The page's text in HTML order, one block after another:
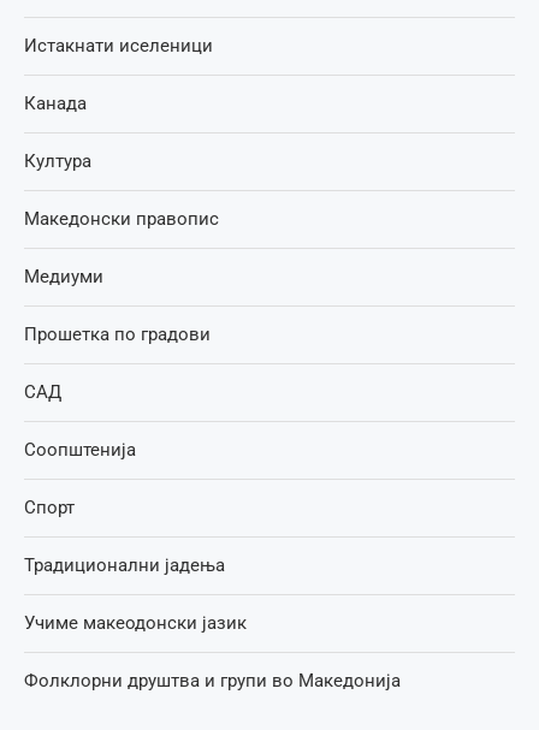
Истакнати иселеници
Канада
Култура
Македонски правопис
Медиуми
Прошетка по градови
САД
Соопштенија
Спорт
Традиционални јадења
Учиме макеодонски јазик
Фолклорни друштва и групи во Македонија